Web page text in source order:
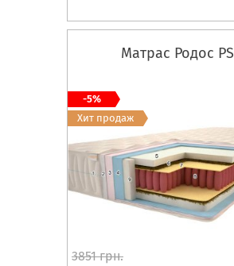
Матрас Родос PS
3851 грн.
-5%
Хит продаж